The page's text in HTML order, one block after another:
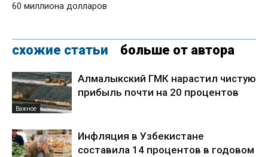
60 миллиона долларов
схожие статьи больше от автора
Важное
Алмалыкский ГМК нарастил чистую
прибыль почти на 20 процентов
Инфляция в Узбекистане
составила 14 процентов в годовом